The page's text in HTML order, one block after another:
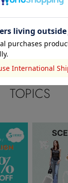
がチェックして
ンキング
TOPICS